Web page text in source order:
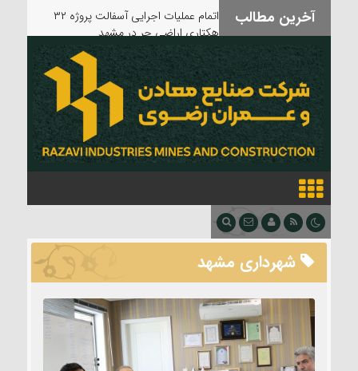
آخرین مطالب
بدرقه آقای شهید
شهرداری مشهد